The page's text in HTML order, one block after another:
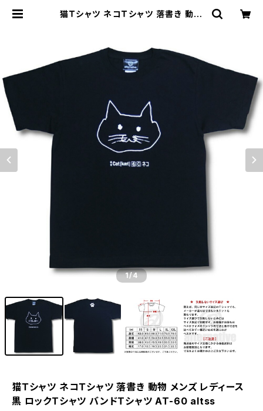
猫Ｔシャツ ネコＴシャツ 落書き 動物
1/4
猫Ｔシャツ ネコＴシャツ 落書き 動物 メンズ レディース
黒 ロックTシャツ バンドTシャツ AT-60 altss